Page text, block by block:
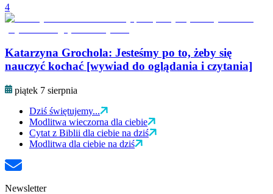
4
Katarzyna Grochola: Jesteśmy po to, żeby się
nauczyć kochać [wywiad do oglądania i czytania]
piątek 7 sierpnia
Dziś świętujemy...
Modlitwa wieczorna dla ciebie
Cytat z Biblii dla ciebie na dziś
Modlitwa dla ciebie na dziś
Newsletter